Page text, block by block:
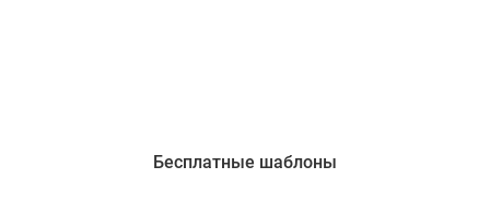
Бесплатные шаблоны